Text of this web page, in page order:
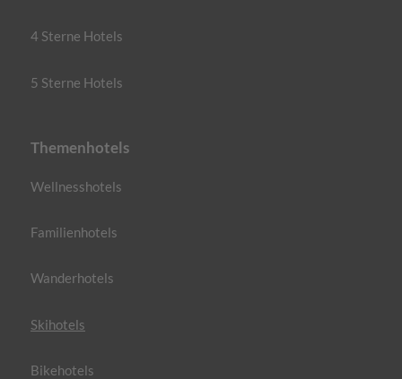
4 Sterne Hotels
5 Sterne Hotels
Themenhotels
Wellnesshotels
Familienhotels
Wanderhotels
Skihotels
Bikehotels